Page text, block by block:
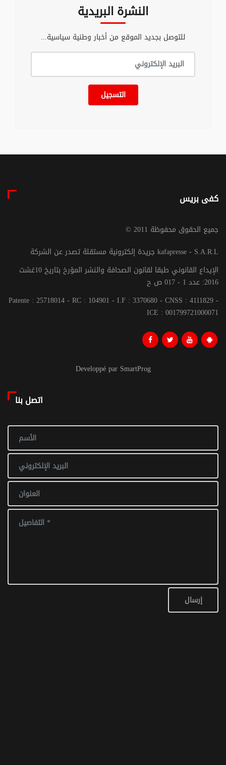
النشرة البريدية
للتوصل بجديد الموقع من أخبار وطنية سياسية...
التسجيل
كفى بريس
© جميع الحقوق محفوظة 2011
جريدة إلكترونية مستقلة تصدر عن الشركة kafapresse - S.A.R.L
الإيداع القانوني طبقا لقانون الصحافة والنشر المؤرخ بتاريخ 10غشت
2016: عدد 1 - 017 ص ح
Patente : 25718014 - RC : 104901 - I.F : 3370680 - CNSS : 4111829 -
ICE : 001799721000071
Developpé par SmartProg
اتصل بنا